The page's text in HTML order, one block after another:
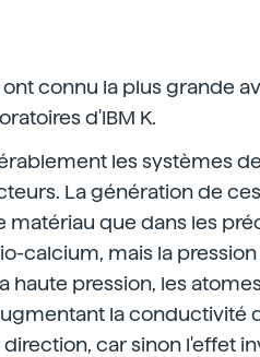
connu la plus grande
d'IBM K.
les systèmes de
La génération de
matériau que dans les
calcium, mais la pression
pression, les
la conductivité
car sinon l'effet